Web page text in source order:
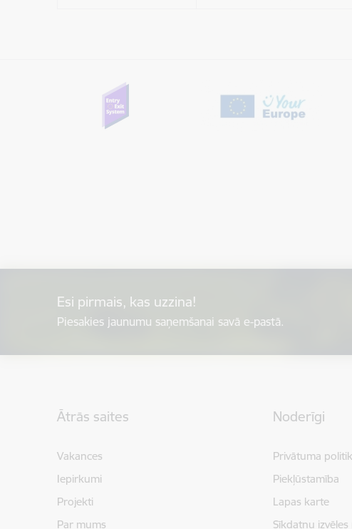
Esi pirmais, kas uzzina!
Piesakies jaunumu saņemšanai savā e-pastā.
Ātrās saites
Vakances
Iepirkumi
Projekti
Par mums
Noderīgi
Privātuma
Piekļūstamība
Lapas karte
Sīkdatņu izvēles